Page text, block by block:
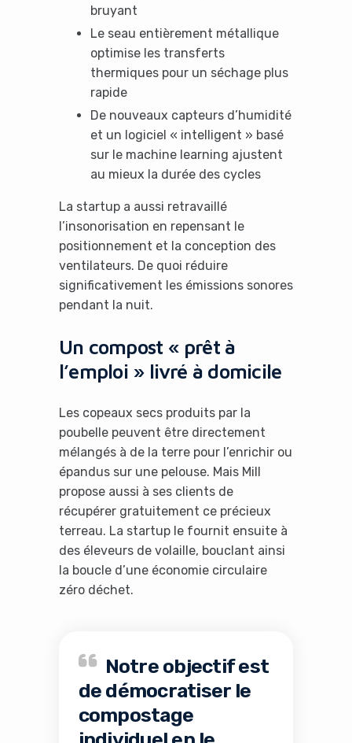
bruyant
Le seau entièrement métallique
optimise les transferts
thermiques pour un séchage plus
rapide
De nouveaux capteurs d’humidité
et un logiciel « intelligent » basé
sur le machine learning ajustent
au mieux la durée des cycles
La startup a aussi retravaillé
l’insonorisation en repensant le
positionnement et la conception des
ventilateurs. De quoi réduire
significativement les émissions sonores
pendant la nuit.
Un compost « prêt à
l’emploi » livré à domicile
Les copeaux secs produits par la
poubelle peuvent être directement
mélangés à de la terre pour l’enrichir ou
épandus sur une pelouse. Mais Mill
propose aussi à ses clients de
récupérer gratuitement ce précieux
terreau. La startup le fournit ensuite à
des éleveurs de volaille, bouclant ainsi
la boucle d’une économie circulaire
zéro déchet.
Notre objectif est
de démocratiser le
compostage